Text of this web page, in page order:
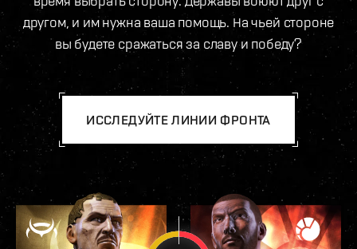
другом, и им нужна ваша помощь. На чьей стороне
вы будете сражаться за славу и победу?
ИССЛЕДУЙТЕ ЛИНИИ ФРОНТА